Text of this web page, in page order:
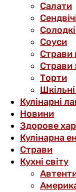
Салати
Соуси
Страви
Страви
Торти
Кулінарні
Новини
Здорове
Кулінарна
Страви
Кухні світу